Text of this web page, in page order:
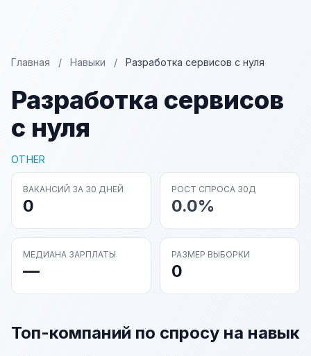
Главная / Навыки / Разработка сервисов с нуля
Разработка сервисов
с нуля
OTHER
ВАКАНСИЙ ЗА 30 ДНЕЙ
0
РОСТ СПРОСА 30Д
0.0%
МЕДИАНА ЗАРПЛАТЫ
—
РАЗМЕР ВЫБОРКИ
0
Топ-компаний по спросу на навык